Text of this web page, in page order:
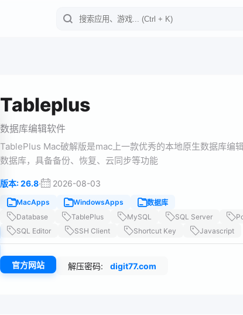
Tableplus
数据库编辑软件
TablePlus Mac破解版是mac上一款优秀的本地原生数据库
数据库，具备备份、恢复、云同步等功能
版本: 26.8· 2026-08-03
MacApps WindowsApps
数据库
Database
TablePlus MySQL SQL Server
SQL Editor
SSH Client Shortcut Key Javascript
官方网站 解压密码: digit77.com